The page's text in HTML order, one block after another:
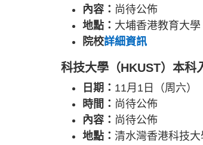
內容： 尚待公佈
地點： 大埔香港教育大學
院校詳細資訊
科技大學（HKUST）本
日期： 11月1日（周六）
時間： 尚待公佈
內容： 尚待公佈
地點： 清水灣香港科技大